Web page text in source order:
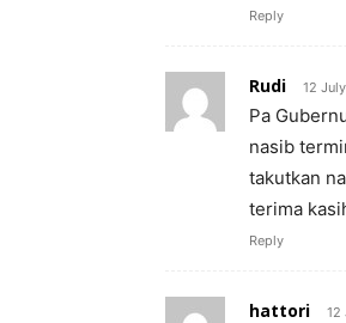
Reply
Rudi 12
Pa
nasib
takutkan
terima
Reply
hattori 12